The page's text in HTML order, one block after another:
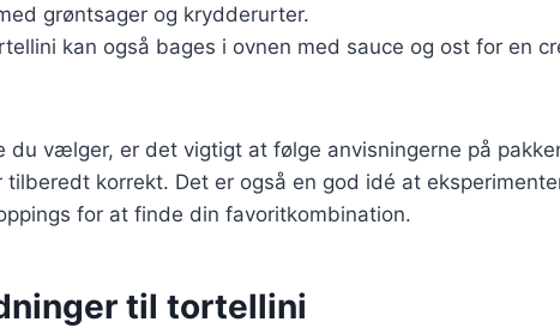
grøntsager og krydderurter.
kan også bages i ovnen med sauce og ost for en
du vælger, er det vigtigt at følge anvisningerne på
korrekt. Det er også en god idé at
for at finde din favoritkombination.
til tortellini